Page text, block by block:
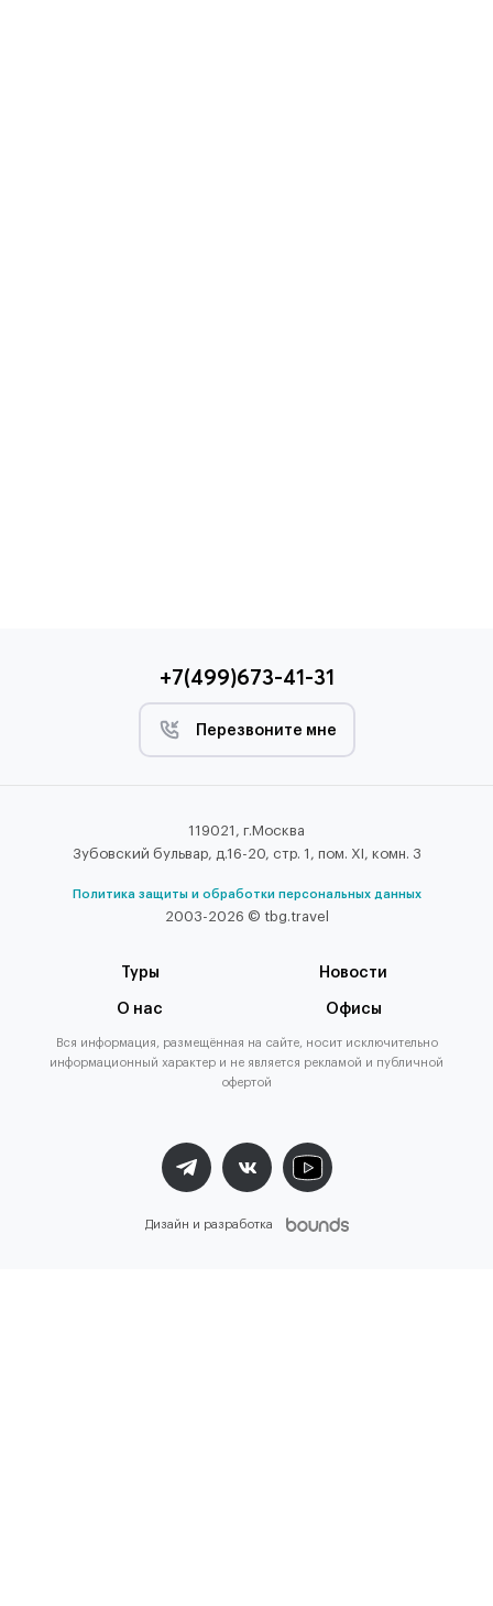
+7(499)673-41-31
Перезвоните мне
119021, г.Москва
Зубовский бульвар, д.16-20, стр. 1, пом. XI, комн. 3
Политика защиты и обработки персональных данных
2003-2026 © tbg.travel
Туры Новости
О нас Офисы
Вся информация, размещённая на сайте, носит исключительно
информационный характер и не является рекламой и публичной
офертой
Дизайн и разработка